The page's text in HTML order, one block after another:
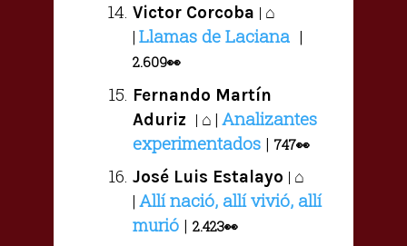
Victor Corcoba | ⌂
| Llamas de Laciana |
2.609👀
Fernando Martín
Aduriz | ⌂ | Analizantes
experimentados | 747👀
José Luis Estalayo | ⌂
| Allí nació, allí vivió, allí
murió | 2.423👀